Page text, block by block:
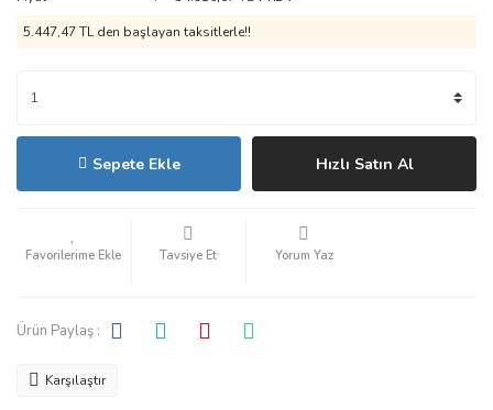
5.447,47 TL den başlayan taksitlerle!!
Sepete Ekle Hızlı Satın Al
Tavsiye Et Yorum Yaz
Ürün Paylaş :
Karşılaştır